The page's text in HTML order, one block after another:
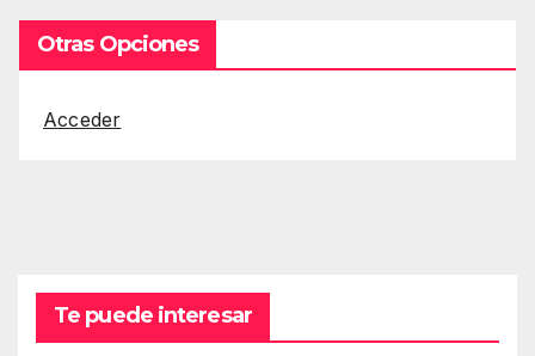
Otras Opciones
Acceder
Te puede interesar